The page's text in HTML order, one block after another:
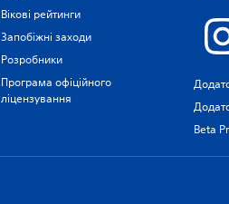
Вікові рейтинги
Запобіжні заходи
Розробники
Програма офіційного
ліцензування
Beta